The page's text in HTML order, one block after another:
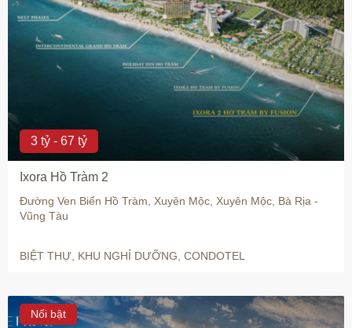
3 tỷ - 67 tỷ
Ixora Hồ Tràm 2
Đường Ven Biển Hồ Tràm, Xuyên Mộc, Xuyên Mộc, Bà Rịa -
Vũng Tàu
BIỆT THỰ, KHU NGHỈ DƯỠNG, CONDOTEL
Nổi bật